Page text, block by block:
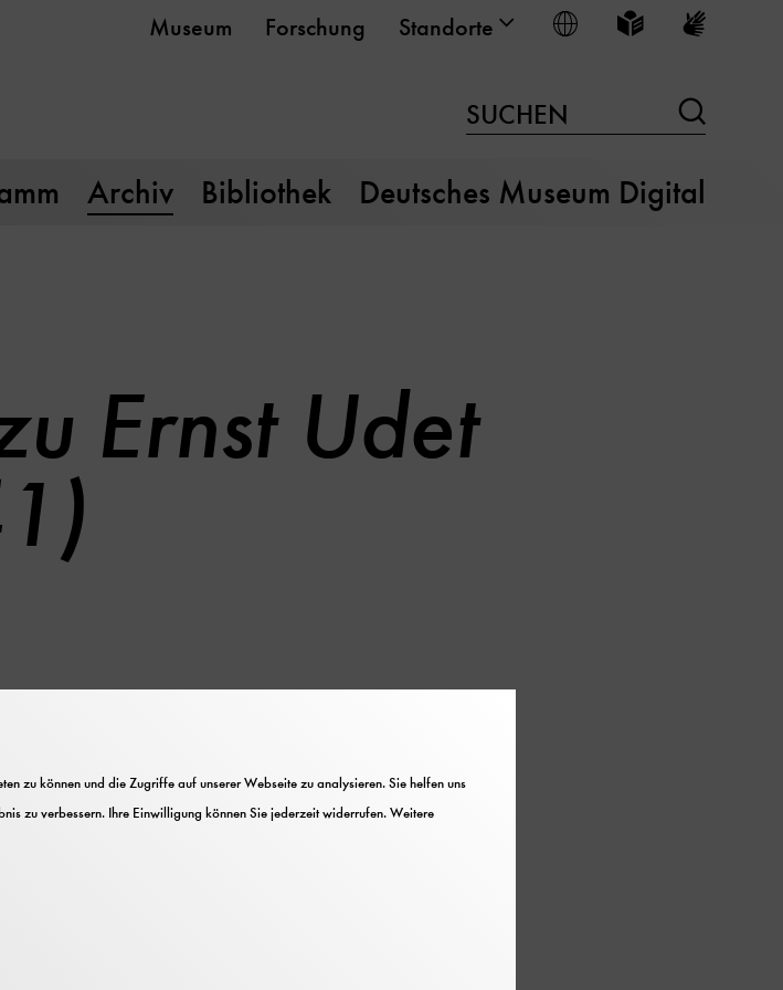
Museum Forschung Standorte Sprache wählen
Leichte Sprache
SUCHEN
Archiv Bibliothek Deutsches Museum Digital
Ernst Udet
zur Verehelichung der Eltern, Publikation
zu können und die Zugriffe auf unserer Webseite zu analysieren. Sie helfen uns
zu verbessern. Ihre Einwilligung können Sie jederzeit widerrufen. Weitere